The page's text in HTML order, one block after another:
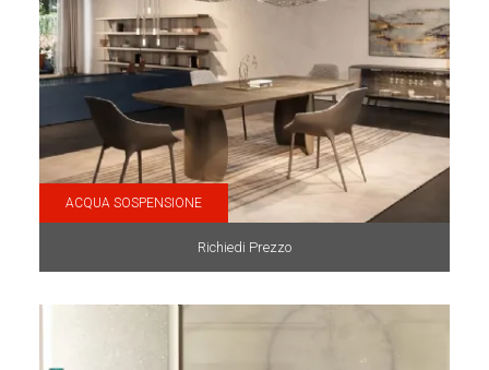
ACQUA SOSPENSIONE
Richiedi Prezzo